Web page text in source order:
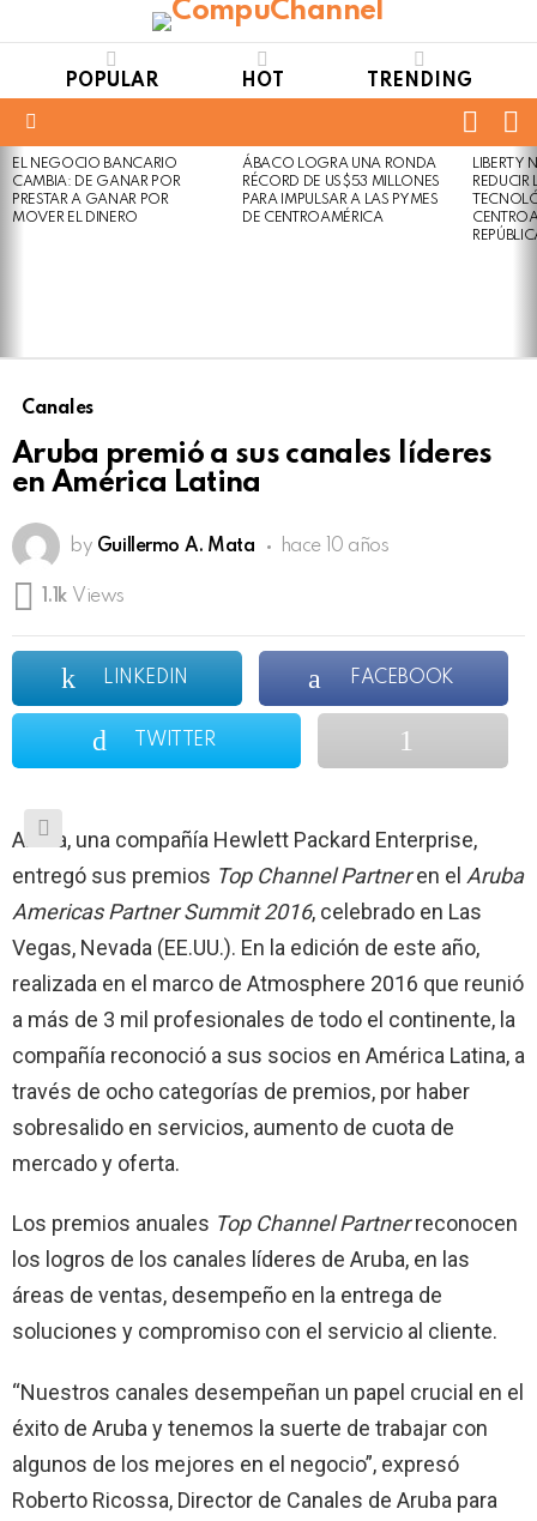
POPULAR HOT TRENDING
LATEST
STORIES
EL NEGOCIO BANCARIO
CAMBIA: DE GANAR POR
PRESTAR A GANAR POR
MOVER EL DINERO
Not
Safe
For
Click
to
view
ÁBACO LOGRA UNA RONDA
RÉCORD DE US$53 MILLONES
PARA IMPULSAR A LAS PYMES
DE CENTROAMÉRICA
LIBERTY
REDUCIR
Canales
Aruba premió a sus canales líderes
en América Latina
by Guillermo A. Mata hace 10 años
1.1k Views
LINKEDIN FACEBOOK
TWITTER
Aruba, una compañía Hewlett Packard Enterprise,
entregó sus premios Top Channel Partneren el Aruba
Americas Partner Summit 2016, celebrado en Las
Vegas, Nevada (EE.UU.). En la edición de este año,
realizada en el marco de Atmosphere 2016 que reunió
a más de 3 mil profesionales de todo el continente, la
compañía reconoció a sus socios en América Latina, a
través de ocho categorías de premios, por haber
sobresalido en servicios, aumento de cuota de
mercado y oferta.
Los premios anuales Top Channel Partnerreconocen
los logros de los canales líderes de Aruba, en las
áreas de ventas, desempeño en la entrega de
soluciones y compromiso con el servicio al cliente.
“Nuestros canales desempeñan un papel crucial en el
éxito de Aruba y tenemos la suerte de trabajar con
algunos de los mejores en el negocio”, expresó
Roberto Ricossa, Director de Canales de Aruba para